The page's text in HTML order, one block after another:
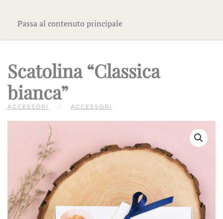
Passa al contenuto principale
Scatolina “Classica
bianca”
ACCESSORI ACCESSORI